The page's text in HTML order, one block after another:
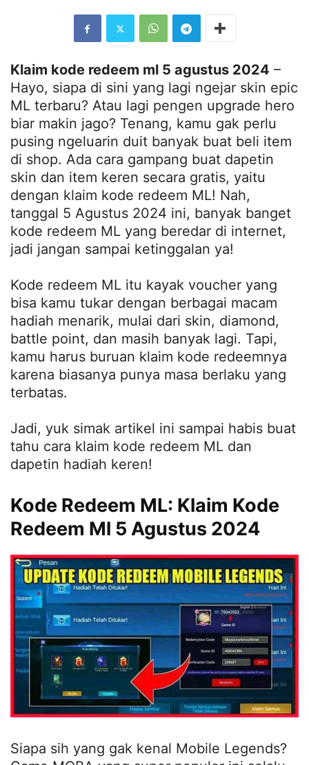
Klaim kode redeem ml 5 agustus 2024 –
Hayo, siapa di sini yang lagi ngejar skin epic
ML terbaru? Atau lagi pengen upgrade hero
biar makin jago? Tenang, kamu gak perlu
pusing ngeluarin duit banyak buat beli item
di shop. Ada cara gampang buat dapetin
skin dan item keren secara gratis, yaitu
dengan klaim kode redeem ML! Nah,
tanggal 5 Agustus 2024 ini, banyak banget
kode redeem ML yang beredar di internet,
jadi jangan sampai ketinggalan ya!
Kode redeem ML itu kayak voucher yang
bisa kamu tukar dengan berbagai macam
hadiah menarik, mulai dari skin, diamond,
battle point, dan masih banyak lagi. Tapi,
kamu harus buruan klaim kode redeemnya
karena biasanya punya masa berlaku yang
terbatas.
Jadi, yuk simak artikel ini sampai habis buat
tahu cara klaim kode redeem ML dan
dapetin hadiah keren!
Kode Redeem ML: Klaim Kode
Redeem Ml 5 Agustus 2024
Siapa sih yang gak kenal Mobile Legends?